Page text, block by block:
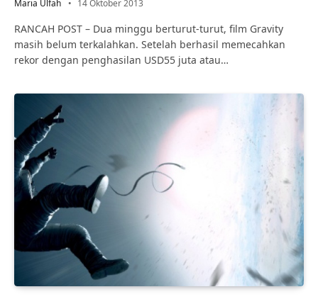
Maria Ulfah 14 Oktober 2013
RANCAH POST – Dua minggu berturut-turut, film Gravity
masih belum terkalahkan. Setelah berhasil memecahkan
rekor dengan penghasilan USD55 juta atau…